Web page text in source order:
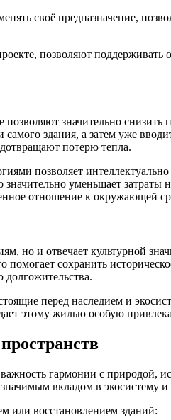
своё предназначение,
позволяют
значительно
здания, а затем уже
потерю тепла.
позволяет
уменьшает
отношение к окружающей
но и отвечает культурной
сохранить
долгожительства.
перед наследием и
этому жилью особую
гармонии с природой,
вкладом в экосистему и
или восстановлением зданий: